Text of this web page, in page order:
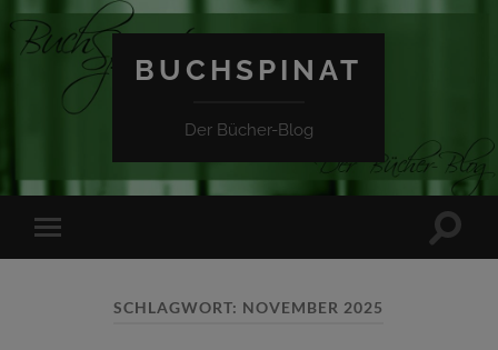
BUCHSPINAT
Der Bücher-Blog
Mobile-
Menü
SCHLAGWORT: NOVEMBER 2025